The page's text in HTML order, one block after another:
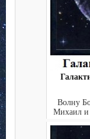
Волну
Михаил и